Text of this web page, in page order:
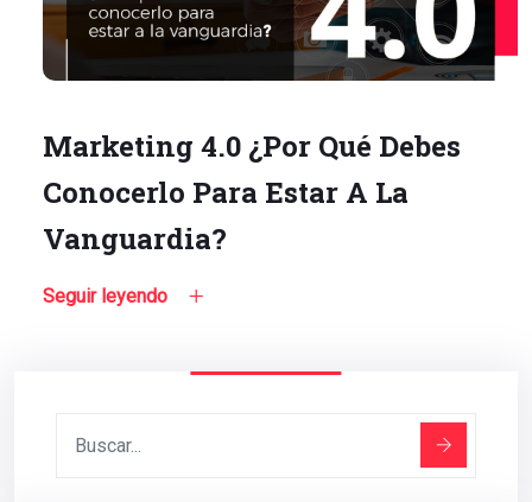
Marketing 4.0 ¿Por Qué Debes
Conocerlo Para Estar A La
Vanguardia?
Seguir leyendo